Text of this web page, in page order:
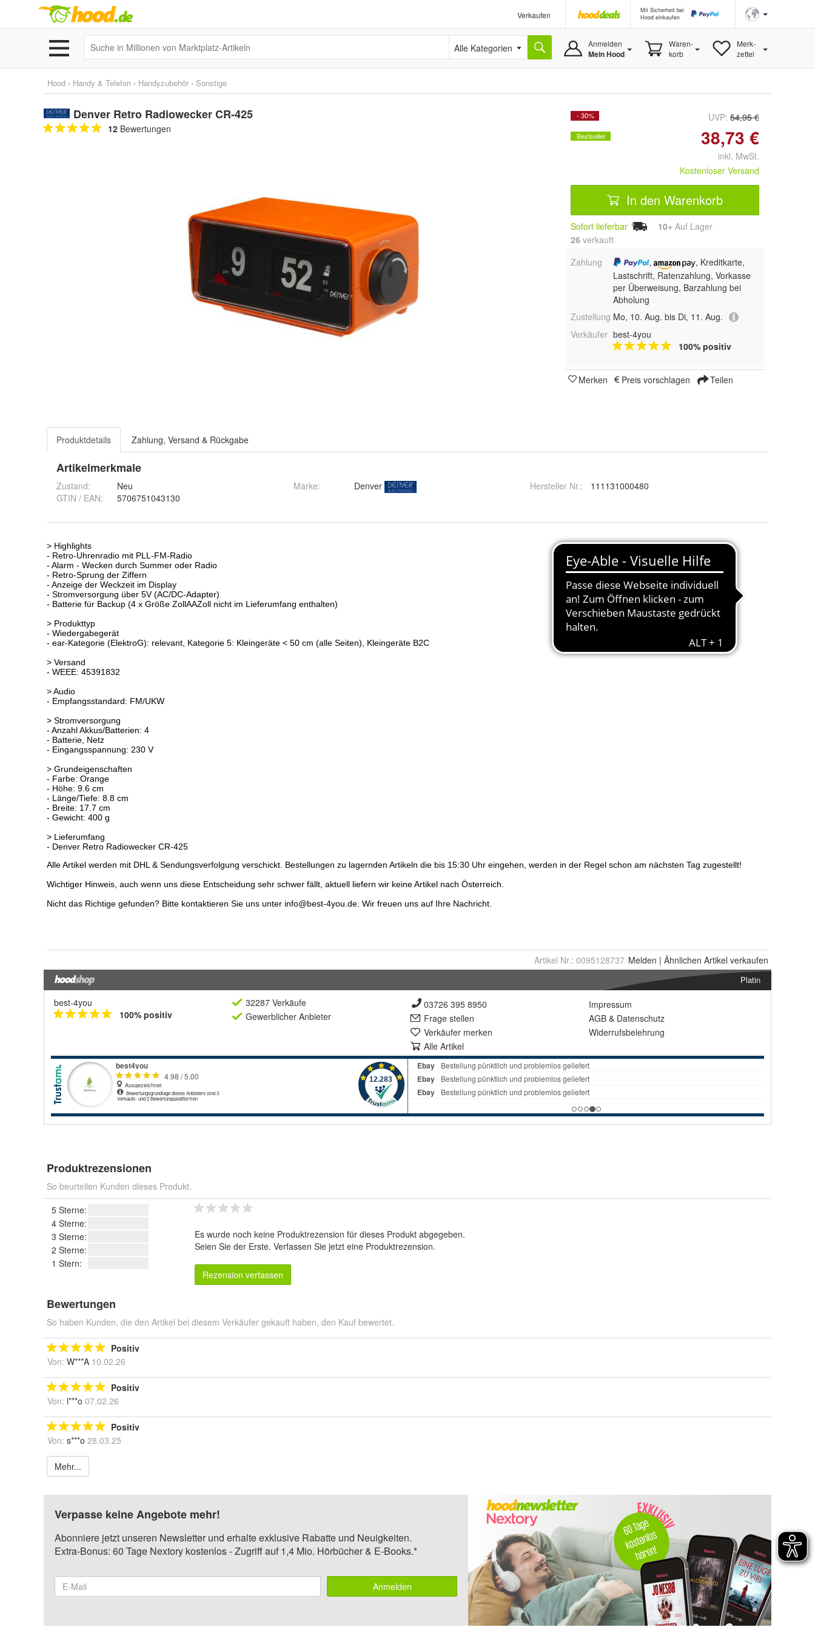
Verkaufen
Mit Sicherheit bei
Hood einkaufen
Alle Kategorien Anmelden
Mein Hood
Waren-
korb
Merk-
zettel
Hood › Handy & Telefon › Handyzubehör › Sonstige
Denver Retro Radiowecker CR-425
12 Bewertungen
- 30% UVP: 54,95 €
Bestseller 38,73 €
inkl. MwSt.
Kostenloser Versand
In den Warenkorb
Sofort lieferbar 10+ Auf Lager
26 verkauft
Zahlung
,
, Kreditkarte,
Lastschrift, Ratenzahlung, Vorkasse
per Überweisung, Barzahlung bei
Abholung
Zustellung Mo, 10. Aug. bis Di, 11. Aug.
Verkäufer best-4you
100% positiv
Merken Preis vorschlagen Teilen
Produktdetails Zahlung, Versand & Rückgabe
Artikelmerkmale
Zustand:
Neu
GTIN / EAN:
5706751043130
Marke: Denver Hersteller Nr.: 111131000480
Artikel Nr.: 0095128737 Melden | Ähnlichen Artikel verkaufen
Platin
best-4you
100% positiv
32287 Verkäufe
Gewerblicher Anbieter
03726 395 8950
Frage stellen
Verkäufer merken
Alle Artikel
Impressum
AGB & Datenschutz
Widerrufsbelehrung
Produktrezensionen
So beurteilen Kunden dieses Produkt.
5 Sterne:
4 Sterne:
3 Sterne:
2 Sterne:
1 Stern:
Es wurde noch keine Produktrezension für dieses Produkt abgegeben.
Seien Sie der Erste. Verfassen Sie jetzt eine Produktrezension.
Rezension verfassen
Bewertungen
So haben Kunden, die den Artikel bei diesem Verkäufer gekauft haben, den Kauf bewertet.
Positiv
Von: W***A 10.02.26
Positiv
Von: l***o 07.02.26
Positiv
Von: s***o 28.03.25
Mehr...
Verpasse keine Angebote mehr!
Abonniere jetzt unseren Newsletter und erhalte exklusive Rabatte und Neuigkeiten.
Extra-Bonus: 60 Tage Nextory kostenlos - Zugriff auf 1,4 Mio. Hörbücher & E-Books.*
Anmelden